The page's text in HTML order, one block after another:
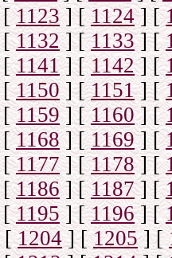
[1123] [1124] [
[1132] [1133] [
[1141] [1142] [
[1150] [1151] [
[1159] [1160] [
[1168] [1169] [
[1177] [1178] [
[1186] [1187] [
[1195] [1196] [
[1204] [1205] [